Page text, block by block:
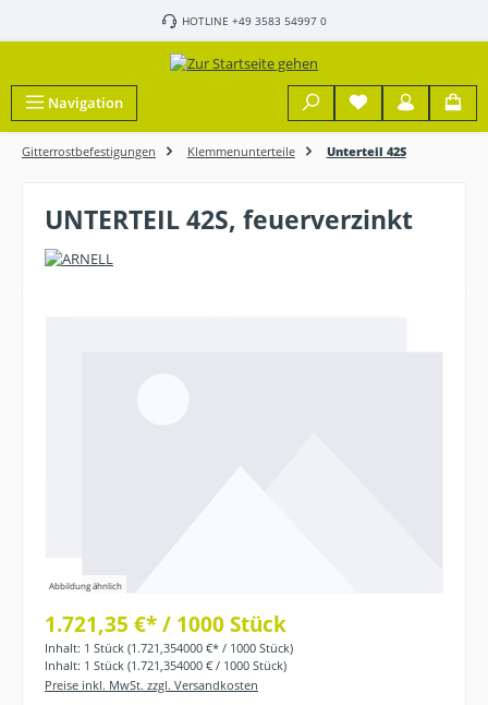
Zum Hauptinhalt springenHOTLINE +49 3583 54997 0
Navigation
Gitterrostbefestigungen Klemmenunterteile Unterteil 42S
UNTERTEIL 42S, feuerverzinkt
Abbildung ähnlich
1.721,35 €* / 1000 Stück
Inhalt: 1 Stück (1.721,354000 €* / 1000 Stück)
Inhalt: 1 Stück (1.721,354000 € / 1000 Stück)
Preise inkl. MwSt. zzgl. Versandkosten